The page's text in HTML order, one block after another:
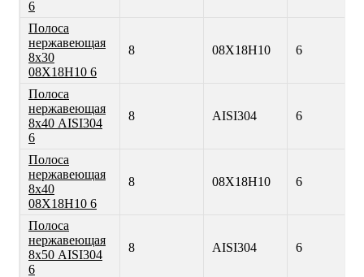
6
Полоса
нержавеющая
8х30
08Х18Н10 6
8 08Х18Н10 6
Полоса
нержавеющая
8х40 AISI304
6
8 AISI304 6
Полоса
нержавеющая
8х40
08Х18Н10 6
8 08Х18Н10 6
Полоса
нержавеющая
8х50 AISI304
6
8 AISI304 6